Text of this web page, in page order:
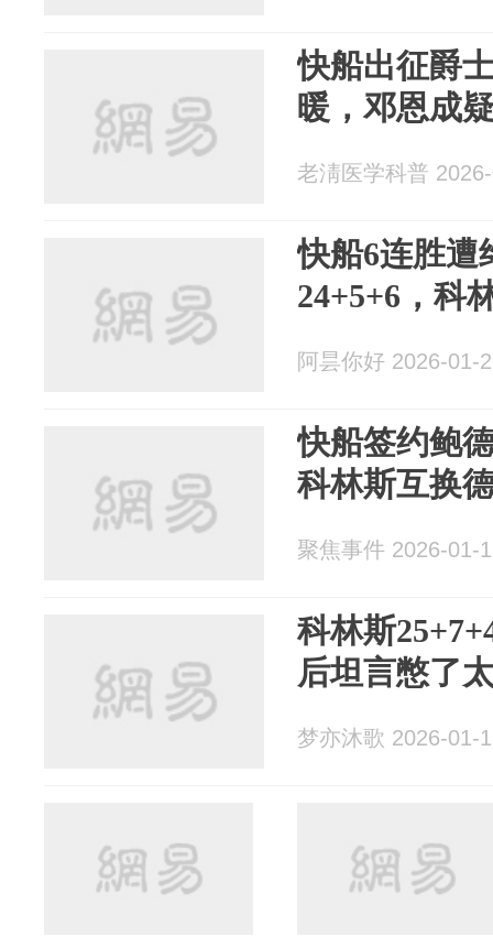
快船出征爵
暖，邓恩成
老淸医学科普
快船6连胜遭
24+5+6，科
阿昙你好 2026-01-
快船签约鲍
科林斯互换
聚焦事件 2026-01-
科林斯
后坦言憋了
梦亦沐歌 2026-01-